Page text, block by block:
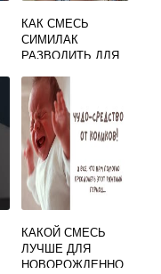
КАК СМЕСЬ
СИМИЛАК
РАЗВОДИТЬ ДЛЯ
Х
КАКОЙ СМЕСЬ
ЛУЧШЕ ДЛЯ
НОВОРОЖДЕННО